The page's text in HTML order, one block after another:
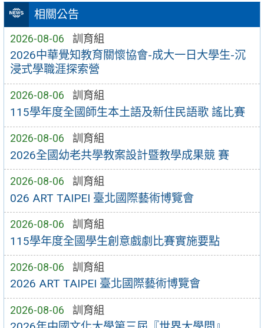
相關公告
2026-08-06 訓育組
2026中華覺知教育關懷協會-成大一日大學生-沉
浸式學職涯探索營
2026-08-06 訓育組
115學年度全國師生本土語及新住民語歌 謠比賽
2026-08-06 訓育組
2026全國幼老共學教案設計暨教學成果競 賽
2026-08-06 訓育組
026 ART TAIPEI 臺北國際藝術博覽會
2026-08-06 訓育組
115學年度全國學生創意戲劇比賽實施要點
2026-08-06 訓育組
2026 ART TAIPEI 臺北國際藝術博覽會
2026-08-06 訓育組